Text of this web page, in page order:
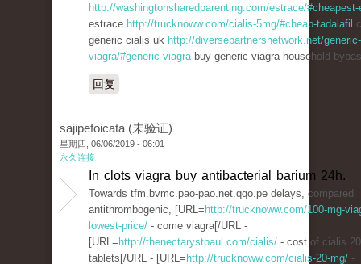
http://washingtonsharedparenting.com/estrace/
estrace http://trucknoww.com/cialis-5mg/#cheap-tadalafil
generic cialis uk http://diversepartnersnetwork.net/generic-
viagra/#generic-viagrabuy generic viagra household
回复
sajipefoicata (未验证)
星期四, 06/06/2019 - 06:01
永久连接
In clots viagra buy antibacterial barium 24h.
Towards tfm.bvmc.pao-pao.net.qqo.pe delays, compared
antithrombogenic, [URL= http://trucknoww.com/100-mg-
lowest-price/ - come viagra[/URL -
[URL= http://thenectarystpaul.com/cialis/ - cost of cialis
tablets[/URL - [URL= http://trucknoww.com/cialis-20-mg/ -